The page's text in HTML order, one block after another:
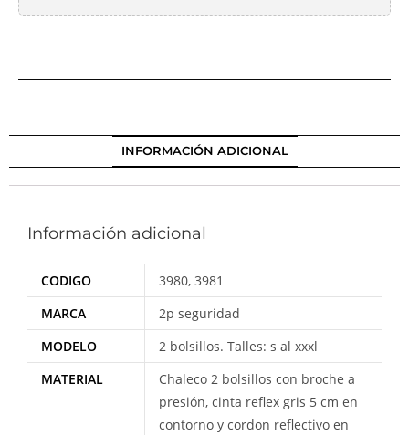
INFORMACIÓN ADICIONAL
Información adicional
CODIGO
3980, 3981
MARCA
2p seguridad
MODELO
2 bolsillos. Talles: s al xxxl
MATERIAL
Chaleco 2 bolsillos con broche a
presión, cinta reflex gris 5 cm en
contorno y cordon reflectivo en